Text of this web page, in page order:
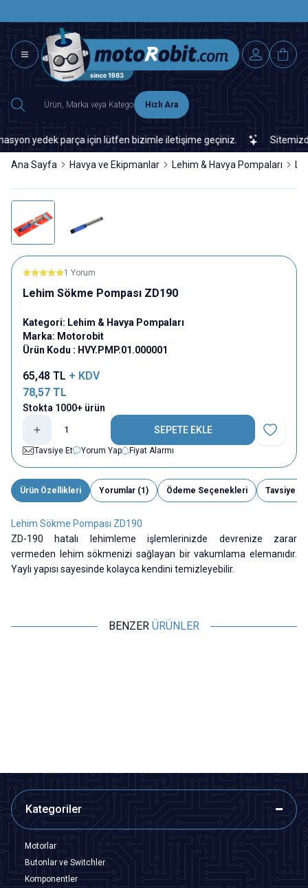
Hızlı Ara
yedek parça için lütfen bizimle iletişime geçiniz. Sitemizde
Ana Sayfa Havya ve Ekipmanlar Lehim & Havya Pompaları
1 Yorum
Lehim Sökme Pompası ZD190
Kategori: Lehim & Havya Pompaları
Marka: Motorobit
Ürün Kodu : HVY.PMP.01.000001
65,48 TL + KDV
78,57 TL
Stokta 1000+ ürün
SEPETE EKLE
Favoriye
Tavsiye Et
Yorum Yap Fiyat Alarmı
Ürün Özellikleri Yorumlar (1) Ödeme Seçenekleri Tavsiye Et
Lehim Sökme Pompası ZD190
ZD-190 hatalı lehimleme işlemlerinizde devrenize zarar
vermeden lehim sökmenizi sağlayan bir vakumlama elemanıdır.
Yaylı yapısı sayesinde kolayca kendini temizleyebilir.
BENZER ÜRÜNLER
Kategoriler
Motorlar
Butonlar ve Switchler
Komponentler